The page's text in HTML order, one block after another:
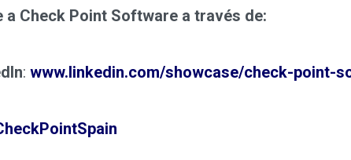
a Check Point Software a través de:
: www.linkedin.com/showcase/check-point-